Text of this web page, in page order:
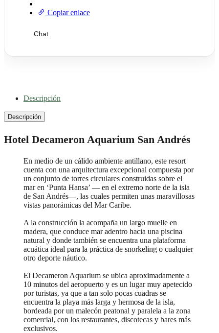
Copiar enlace
Chat
Descripción
Descripción
Hotel Decameron Aquarium San Andrés
En medio de un cálido ambiente antillano, este resort
cuenta con una arquitectura excepcional compuesta por
un conjunto de torres circulares construidas sobre el
mar en ‘Punta Hansa’ — en el extremo norte de la isla
de San Andrés—, las cuales permiten unas maravillosas
vistas panorámicas del Mar Caribe.
A la construcción la acompaña un largo muelle en
madera, que conduce mar adentro hacia una piscina
natural y donde también se encuentra una plataforma
acuática ideal para la práctica de snorkeling o cualquier
otro deporte náutico.
El Decameron Aquarium se ubica aproximadamente a
10 minutos del aeropuerto y es un lugar muy apetecido
por turistas, ya que a tan solo pocas cuadras se
encuentra la playa más larga y hermosa de la isla,
bordeada por un malecón peatonal y paralela a la zona
comercial, con los restaurantes, discotecas y bares más
exclusivos.